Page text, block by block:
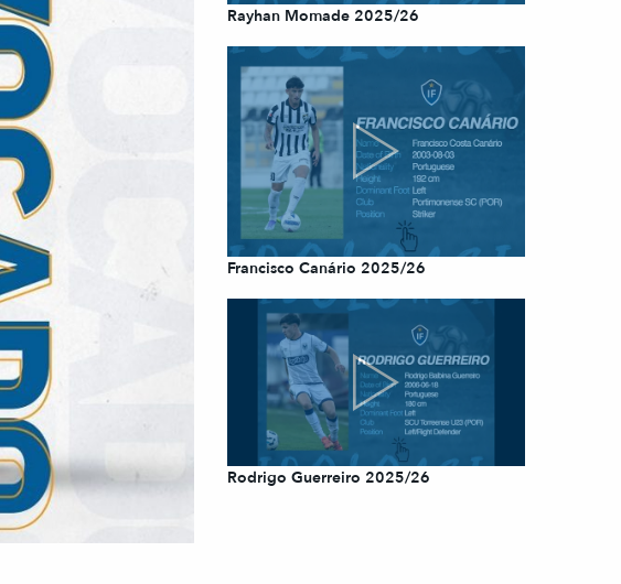
Rayhan Momade 2025/26
Francisco Canário 2025/26
Rodrigo Guerreiro 2025/26